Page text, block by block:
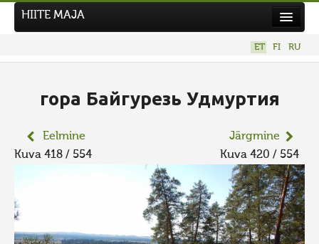
Tööd
Hiite kuvavõistlus 2026
HIITE MAJA
ET FI RU
гора Байгурезь Удмуртия
Eelmine
Kuva 418 / 554
Järgmine
Kuva 420 / 554